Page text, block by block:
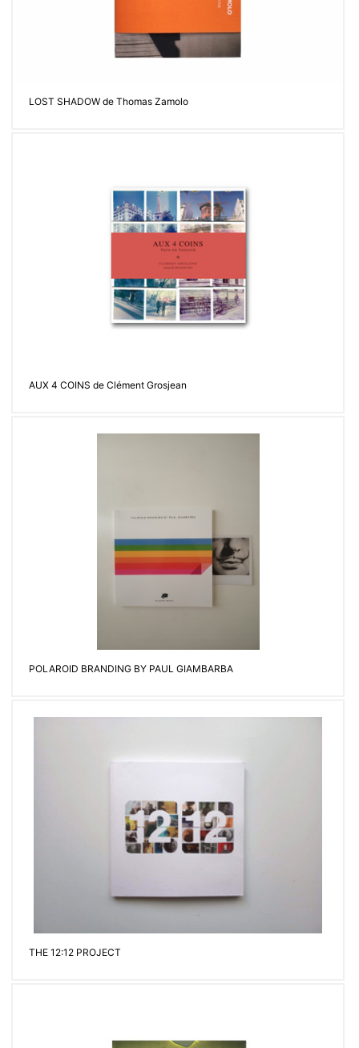
LOST SHADOW de Thomas Zamolo
AUX 4 COINS de Clément Grosjean
POLAROID BRANDING BY PAUL GIAMBARBA
THE 12:12 PROJECT